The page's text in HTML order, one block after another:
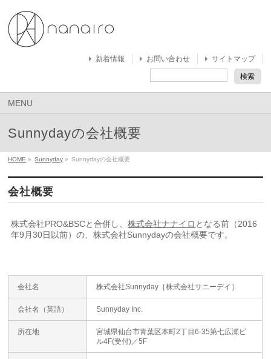
新着情報 お問い合わせ サイトマップ
MENU
Sunnydayの会社概要
HOME » Sunnyday » Sunnydayの会社概要
会社概要
株式会社PRO&BSCと合併し、株式会社ナナイロ となる前（2016
年9月30日以前）の、株式会社Sunnydayの会社概要です。
会社名 株式会社Sunnyday［株式会社サニーデイ］
会社名（英語） Sunnyday Inc.
所在地
宮城県仙台市青葉区本町2丁目6-35第七広瀬ビ
ル4F(受付)／5F